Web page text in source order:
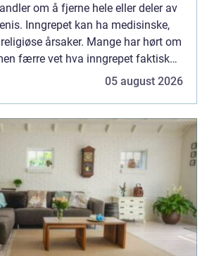
om å fjerne hele eller deler av
Inngrepet kan ha medisinske,
årsaker. Mange har hørt om
færre vet hva inngrepet faktisk
er nødvendig og hvilke05 august 2026